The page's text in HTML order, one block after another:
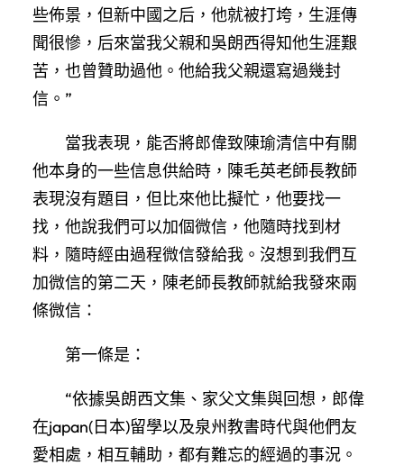
些佈景，但新中國之后，他就被打垮，生涯傳
聞很慘，后來當我父親和吳朗西得知他生涯艱
苦，也曾贊助過他。他給我父親還寫過幾封
信。”
當我表現，能否將郎偉致陳瑜清信中有關
他本身的一些信息供給時，陳毛英老師長教師
表現沒有題目，但比來他比擬忙，他要找一
找，他說我們可以加個微信，他隨時找到材
料，隨時經由過程微信發給我。沒想到我們互
加微信的第二天，陳老師長教師就給我發來兩
條微信：
第一條是：
“依據吳朗西文集、家父文集與回想，郎偉
在japan(日本)留學以及泉州教書時代與他們友
愛相處，相互輔助，都有難忘的經過的事況。